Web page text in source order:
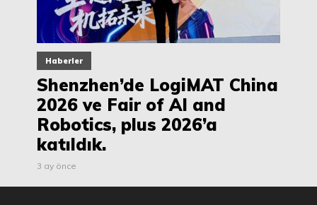
Haberler
Shenzhen’de LogiMAT China
2026 ve Fair of AI and
Robotics, plus 2026’a
katıldık.
3 ay önce